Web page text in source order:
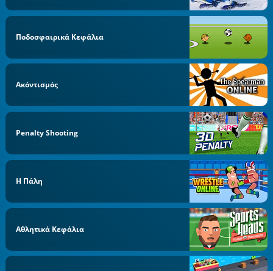
Ποδοσφαιρικά Κεφάλια
Ακόντισμός
Penalty Shooting
Η Πάλη
Αθλητικά Κεφάλια